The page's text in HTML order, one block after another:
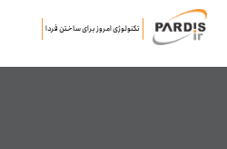
تکنولوژی امروز برای ساختن فردا